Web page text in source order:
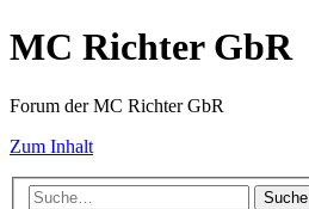
MC Richter GbR
Forum der MC Richter GbR
Zum Inhalt
Suche